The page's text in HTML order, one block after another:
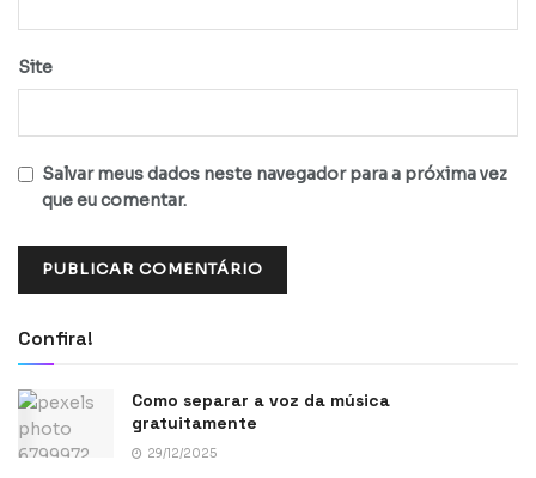
Site
Salvar meus dados neste navegador para a próxima vez
que eu comentar.
Confira!
Como separar a voz da música
gratuitamente
29/12/2025